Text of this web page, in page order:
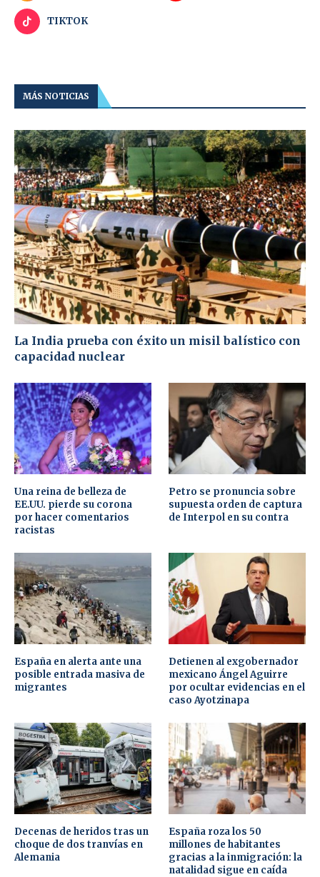
TIKTOK
MÁS NOTICIAS
La India prueba con éxito un misil balístico con
capacidad nuclear
Una reina de belleza de
EE.UU. pierde su corona
por hacer comentarios
racistas
Petro se pronuncia sobre
supuesta orden de captura
de Interpol en su contra
España en alerta ante una
posible entrada masiva de
migrantes
Detienen al exgobernador
mexicano Ángel Aguirre
por ocultar evidencias en el
caso Ayotzinapa
Decenas de heridos tras un
choque de dos tranvías en
Alemania
España roza los 50
millones de habitantes
gracias a la inmigración: la
natalidad sigue en caída